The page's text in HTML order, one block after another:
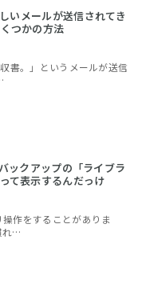
いメールが送信されてき
つかの方法
収書。」というメールが送信
クアップの「ライブラ
て表示するんだっけ
作をすることがありま
れ…